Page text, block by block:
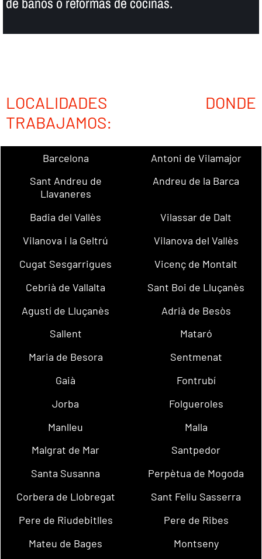
LOCALIDADES DONDE
TRABAJAMOS:
Barcelona
Antoni de Vilamajor
Sant Andreu de
Llavaneres
Andreu de la Barca
Badia del Vallès
Vilassar de Dalt
Vilanova i la Geltrú
Vilanova del Vallès
Cugat Sesgarrigues
Vicenç de Montalt
Cebrià de Vallalta
Sant Boi de Lluçanès
Agustí de Lluçanès
Adrià de Besòs
Sallent
Mataró
Maria de Besora
Sentmenat
Gaià
Fontrubí
Jorba
Folgueroles
Manlleu
Malla
Malgrat de Mar
Santpedor
Santa Susanna
Perpètua de Mogoda
Corbera de Llobregat
Sant Feliu Sasserra
Pere de Riudebitlles
Pere de Ribes
Mateu de Bages
Montseny